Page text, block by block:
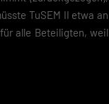
TuSEM II etwa an
alle Beteiligten, weil